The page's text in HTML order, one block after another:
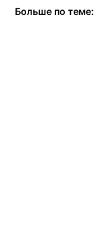
Больше по теме: